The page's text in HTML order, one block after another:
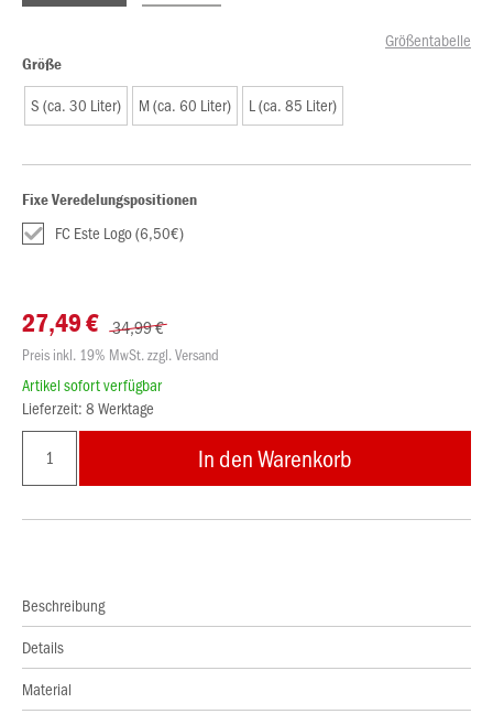
Größentabelle
Größe
S (ca. 30 Liter) M (ca. 60 Liter) L (ca. 85 Liter)
Fixe Veredelungspositionen
FC Este Logo (6,50€)
27,49 € 34,99 €
Preis inkl. 19% MwSt. zzgl. Versand
Artikel sofort verfügbar
Lieferzeit: 8 Werktage
In den Warenkorb
Beschreibung
Details
Material